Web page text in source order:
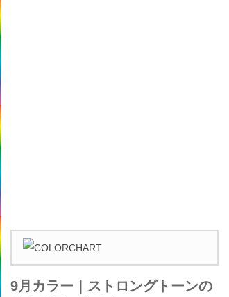
9月カラー｜ストロングトーンの